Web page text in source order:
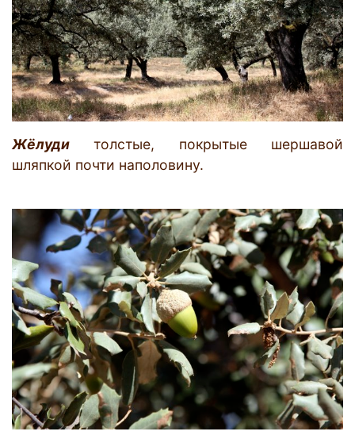
Жёлуди толстые, покрытые шершавой
шляпкой почти наполовину.